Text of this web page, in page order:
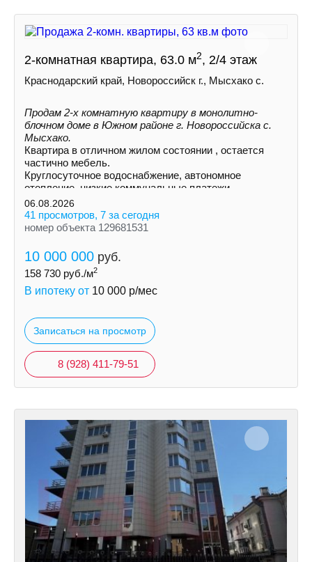
2-комнатная квартира, 63.0 м2, 2/4 этаж
Краснодарский край, Новороссийск г., Мысхако с.
Продам 2-х комнатную квартиру в монолитно-
блочном доме в Южном районе г. Новороссийска с.
Мысхако.
Квартира в отличном жилом состоянии , остается
частично мебель.
Круглосуточное водоснабжение, автономное
отопление, низкие коммунальные платежи.
06.08.2026
41 просмотров, 7 за сегодня
номер объекта 129681531
10 000 000 руб.
158 730 руб./м2
В ипотеку от 10 000 р/мес
Записаться на просмотр
8 (928) 411-79-51